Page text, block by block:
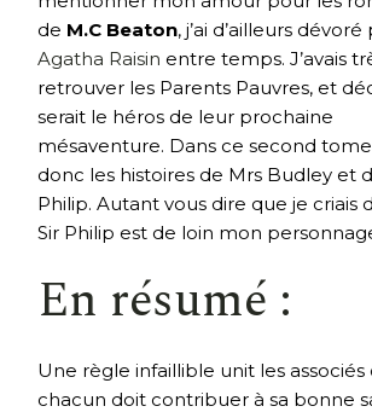
de M.C Beaton, j’ai d’ailleurs
Agatha Raisin entre temps. J’avais
retrouver les Parents Pauvres, et
serait le héros de leur prochaine
mésaventure. Dans ce second
donc les histoires de Mrs Budley et
Philip. Autant vous dire que je criais
Sir Philip est de loin mon
En résumé :
Une règle infaillible unit les associés
chacun doit contribuer à sa bonne